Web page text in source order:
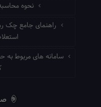
نحوه
راهنمای جامع چک
سامانه های مربوط به